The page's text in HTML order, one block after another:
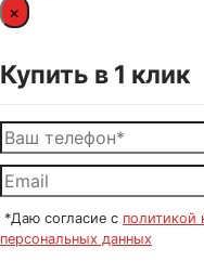
×
Купить в 1 клик
*Даю согласие с политикой
персональных данных